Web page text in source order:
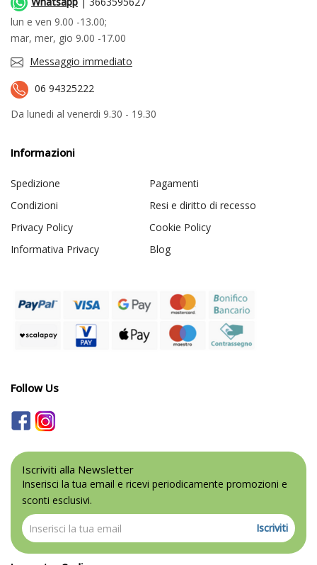
lun e ven 9.00 -13.00;
mar, mer, gio 9.00 -17.00
Messaggio immediato
06 94325222
Da lunedi al venerdi 9.30 - 19.30
Informazioni
Spedizione
Pagamenti
Condizioni
Resi e diritto di recesso
Privacy Policy
Cookie Policy
Informativa Privacy
Blog
Follow Us
Iscriviti alla Newsletter
Inserisci la tua email e ricevi periodicamente promozioni e
sconti esclusivi.
Iscriviti